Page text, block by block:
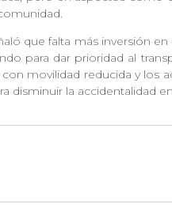
que falta más inversión
para dar prioridad al
movilidad reducida y los
disminuir la accidentalidad